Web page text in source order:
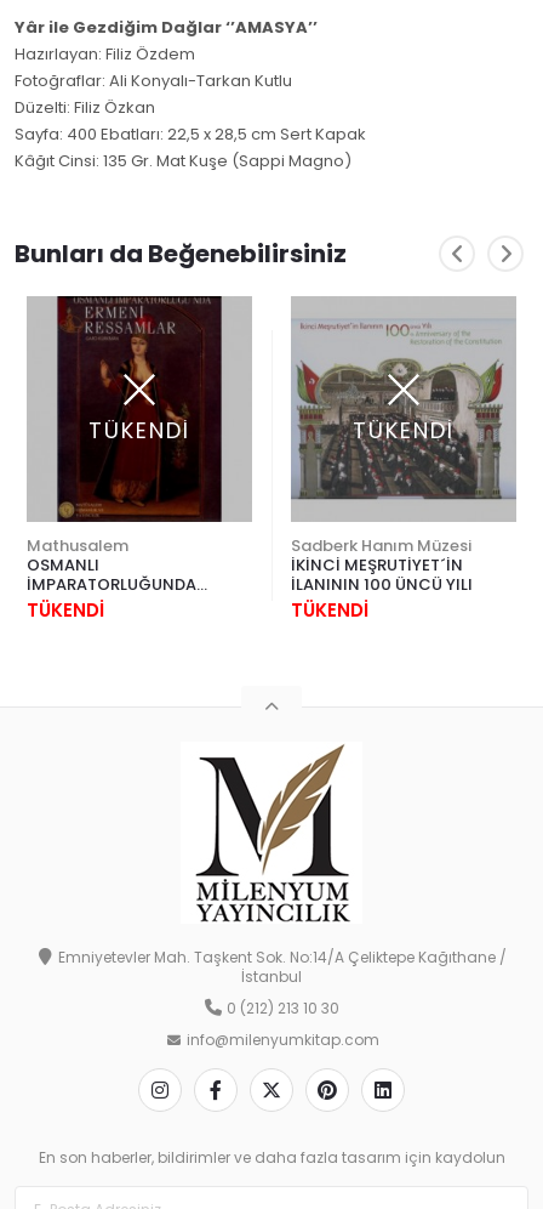
Yâr ile Gezdiğim Dağlar ‘’AMASYA’’
Hazırlayan: Filiz Özdem
Fotoğraflar: Ali Konyalı-Tarkan Kutlu
Düzelti: Filiz Özkan
Sayfa: 400 Ebatları: 22,5 x 28,5 cm Sert Kapak
Kâğıt Cinsi: 135 Gr. Mat Kuşe (Sappi Magno)
Bunları da Beğenebilirsiniz
TÜKENDİ
Mathusalem
OSMANLI
İMPARATORLUĞUNDA
ERMENİ RESSAMLAR
TÜKENDİ
TÜKENDİ
Sadberk Hanım Müzesi
İKİNCİ MEŞRUTİYET´İN
İLANININ 100 ÜNCÜ YILI
TÜKENDİ
Emniyetevler Mah. Taşkent Sok. No:14/A Çeliktepe Kağıthane /
İstanbul
0 (212) 213 10 30
info@milenyumkitap.com
En son haberler, bildirimler ve daha fazla tasarım için kaydolun